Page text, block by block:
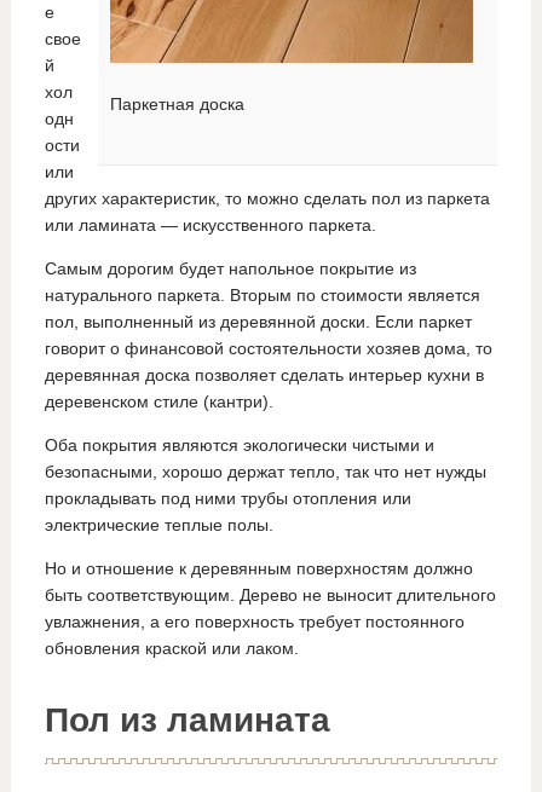
Паркетная доска
е
свое
й
хол
одн
ости
или
других характеристик, то можно сделать пол из паркета
или ламината — искусственного паркета.
Самым дорогим будет напольное покрытие из
натурального паркета. Вторым по стоимости является
пол, выполненный из деревянной доски. Если паркет
говорит о финансовой состоятельности хозяев дома, то
деревянная доска позволяет сделать интерьер кухни в
деревенском стиле (кантри).
Оба покрытия являются экологически чистыми и
безопасными, хорошо держат тепло, так что нет нужды
прокладывать под ними трубы отопления или
электрические теплые полы.
Но и отношение к деревянным поверхностям должно
быть соответствующим. Дерево не выносит длительного
увлажнения, а его поверхность требует постоянного
обновления краской или лаком.
Пол из ламината